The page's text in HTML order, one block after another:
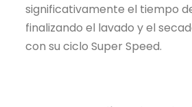
significativamente el tiempo
finalizando el lavado y el
con su ciclo Super Speed.